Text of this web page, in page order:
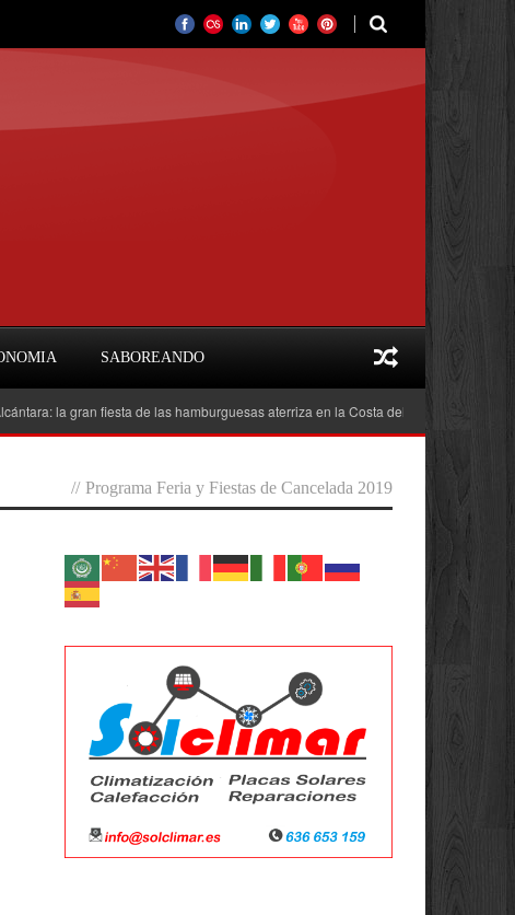
SABOREANDO
gran fiesta de las hamburguesas aterriza en la Costa del Sol
// Programa Feria y Fiestas de Cancelada 2019